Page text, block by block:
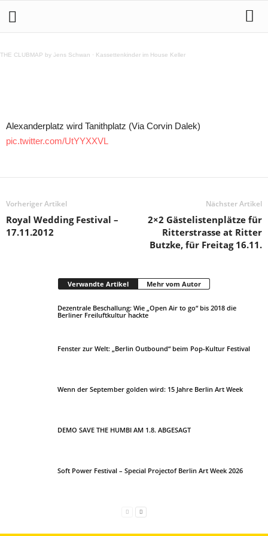
THE CLUBMAP by Jens Schwan · Kassettenkinder im House Keller
Alexanderplatz wird Tanithplatz (Via Corvin Dalek)
pic.twitter.com/UtYYXXVL
Vorheriger Artikel
Royal Wedding Festival –
17.11.2012
Nächster Artikel
2×2 Gästelistenplätze für
Ritterstrasse at Ritter
Butzke, für Freitag 16.11.
Verwandte Artikel Mehr vom Autor
Dezentrale Beschallung: Wie „Open Air to go“ bis 2018 die
Berliner Freiluftkultur hackte
Fenster zur Welt: „Berlin Outbound“ beim Pop-Kultur Festival
Wenn der September golden wird: 15 Jahre Berlin Art Week
DEMO SAVE THE HUMBI AM 1.8. ABGESAGT
Soft Power Festival – Special Projectof Berlin Art Week 2026